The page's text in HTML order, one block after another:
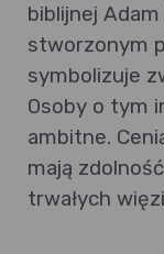
biblijnej
stworzonym
symbolizuje
Osoby o tym
ambitne.
mają
trwałych